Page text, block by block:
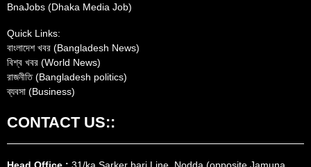
BnaJobs (Dhaka Media Job)
Quick Links:
বাংলাদেশ খবর (Bangladesh News)
বিশ্ব খবর (World News)
রাজনীতি (Bangladesh politics)
ব্যবসা (Business)
CONTACT US::
Head Office : 31/ka Sarker bari Line, Nodda,(opposite Jamuna